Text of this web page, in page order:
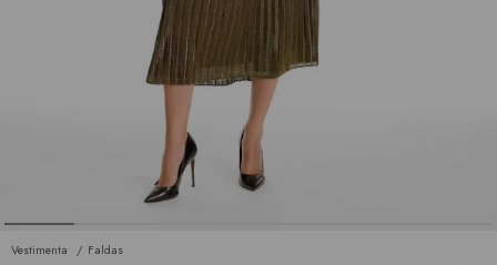
Vestimenta Faldas